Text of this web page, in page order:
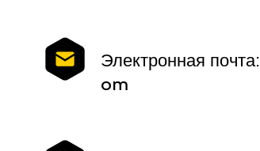
Электронная почта:
om